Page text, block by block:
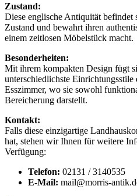
Zustand:
Diese englische Antiquität befindet
Zustand und bewahrt ihren
einem zeitlosen Möbelstück macht.
Besonderheiten:
Mit ihrem kompakten Design fügt
unterschiedlichste
Esszimmer, wo sie sowohl
Bereicherung darstellt.
Kontakt:
Falls diese einzigartige
hat, stehen wir Ihnen für weitere
Verfügung:
Telefon: 02131 / 3140535
E-Mail: mail@morris-